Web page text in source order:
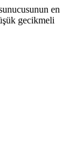
en
gecikmeli